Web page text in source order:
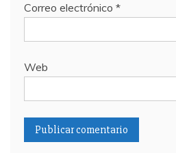
Correo electrónico *
Web